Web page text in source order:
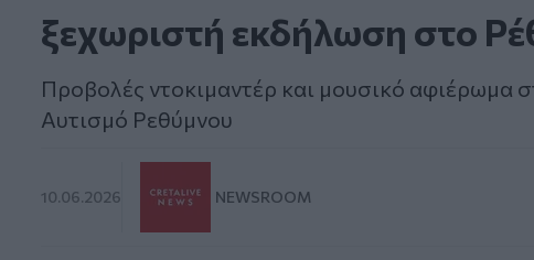
ξεχωριστή εκδήλωση στο
Προβολές ντοκιμαντέρ και μουσικό αφιέρωμα
Αυτισμό Ρεθύμνου
10.06.2026 NEWSROOM